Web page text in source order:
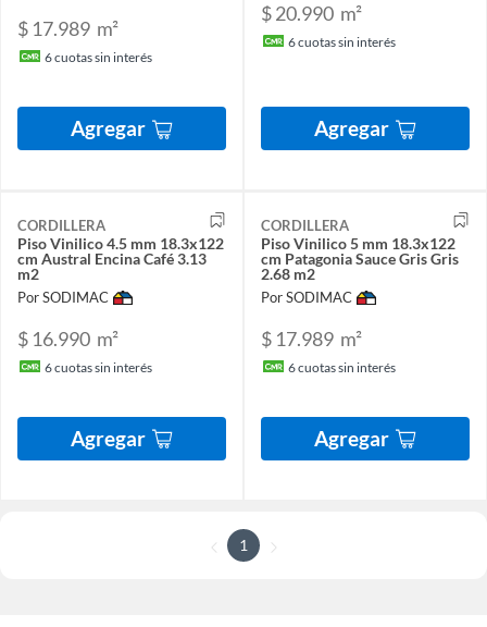
$ 17.989 m²
6cuotas sin interés
Agregar
$ 20.990 m²
6cuotas sin interés
Agregar
CORDILLERA
Piso Vinilico 4.5 mm 18.3x122
cm Austral Encina Café 3.13
m2
Por SODIMAC
$ 16.990 m²
6cuotas sin interés
Agregar
CORDILLERA
Piso Vinilico 5 mm 18.3x122
cm Patagonia Sauce Gris Gris
2.68 m2
Por SODIMAC
$ 17.989 m²
6cuotas sin interés
Agregar
1